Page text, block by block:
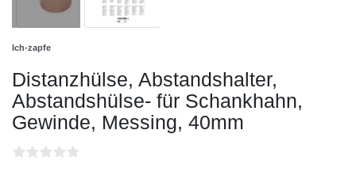
Ich-zapfe
Distanzhülse, Abstandshalter,
Abstandshülse- für Schankhahn,
Gewinde, Messing, 40mm